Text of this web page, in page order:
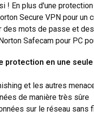
! En plus d'une
Secure VPN pour
mots de passe et
Safecam pour PC
protection en une
et les autres
de manière très sûre
sur le réseau sans